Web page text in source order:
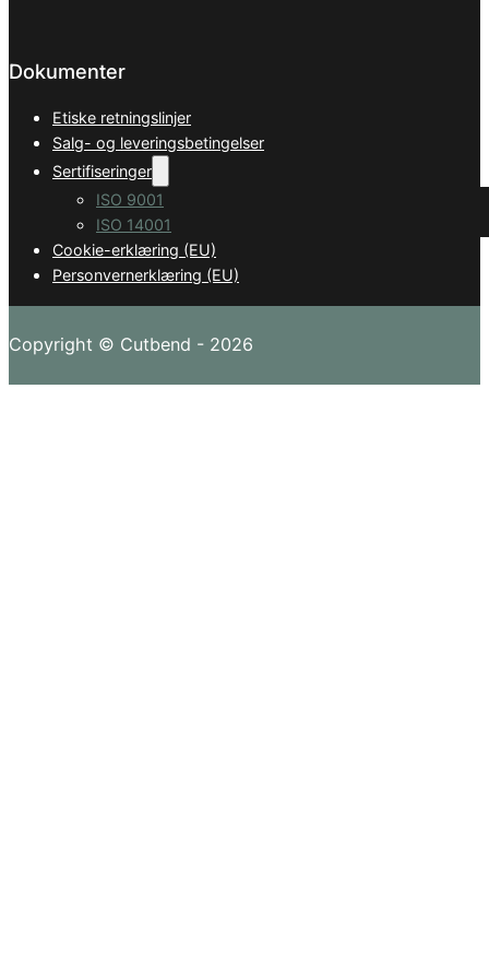
Dokumenter
Etiske retningslinjer
Salg- og leveringsbetingelser
Sertifiseringer
ISO 9001
ISO 14001
Cookie-erklæring (EU)
Personvernerklæring (EU)
Copyright © Cutbend - 2026